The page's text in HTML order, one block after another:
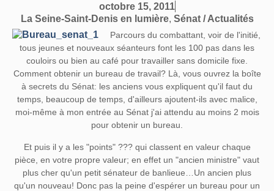
octobre 15, 2011
La Seine-Saint-Denis en lumière, Sénat / Actualités
Parcours du combattant, voir de l'initié,
tous jeunes et nouveaux séanteurs font les 100 pas dans les
couloirs ou bien au café pour travailler sans domicile fixe.
Comment obtenir un bureau de travail? Là, vous ouvrez la boîte
à secrets du Sénat: les anciens vous expliquent qu'il faut du
temps, beaucoup de temps, d'ailleurs ajoutent-ils avec malice,
moi-même à mon entrée au Sénat j'ai attendu au moins 2 mois
pour obtenir un bureau.
Et puis il y a les "points" ??? qui classent en valeur chaque
pièce, en votre propre valeur; en effet un "ancien ministre" vaut
plus cher qu'un petit sénateur de banlieue…Un ancien plus
qu'un nouveau! Donc pas la peine d'espérer un bureau pour un